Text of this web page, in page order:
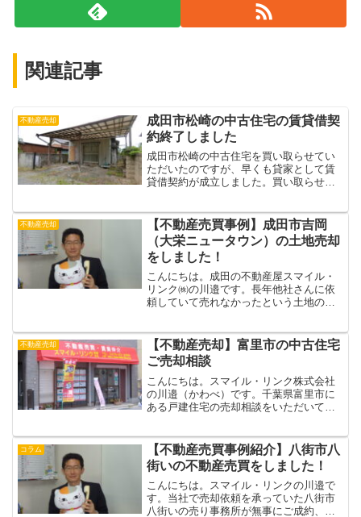
関連記事
不動産売却
成田市松崎の中古住宅の賃貸借契
約終了しました
成田市松崎の中古住宅を買い取らせてい
ただいたのですが、早くも貸家として賃
貸借契約が成立しました。買い取らせて
スマイル・リンク（株）の川邉です。成
田市松崎という市街化調...
不動産売却
【不動産売買事例】成田市吉岡
（大栄ニュータウン）の土地売却
をしました！
こんにちは。成田の不動産屋スマイル・
リンク㈱の川邉です。長年他社さんに依
頼していて売れなかったという土地の売
市、神崎町、印旛郡栄町、多古町、、郊
外の土地や中古住宅を販売す...
不動産売却
【不動産売却】富里市の中古住宅
ご売却相談
こんにちは。スマイル・リンク株式会社
の川邉（かわべ）です。千葉県富里市に
ある戸建住宅の売却相談をいただいてい
けるという方たちの多くが同じようなご
不安やご心配をお持ちだと...
コラム
【不動産売買事例紹介】八街市八
街いの不動産売買をしました！
こんにちは。スマイル・リンクの川邉で
す。当社で売却依頼を承っていた八街市
八街いの売り事務所が無事にご成約、お